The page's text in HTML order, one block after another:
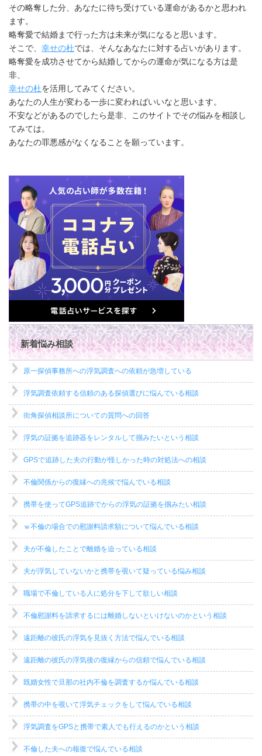
その略奪した分、あなたに待ち受けている運命があるかと思われ
ます。
略奪愛で結婚まで行った方は未来が気になると思います。
そこで、 幸せの杜では、そんなあなたに対する占いがあります。
略奪愛を成功させてから結婚してからの運命が気になる方は是
非、
幸せの杜を活用してみてください。
あなたの人生が変わる一歩に変わればいいなと思います。
不安などがあるのでしたら是非、このサイトでその悩みを相談し
てみては。
あなたの罪悪感がなくなることを願っています。
新着悩み相談
原一探偵事務所への浮気調査への依頼が急増している
浮気調査依頼する信頼のある探偵選びに悩んでいる相談
街角探偵相談所についての質問への回答
浮気の証拠を追跡器をレンタルして掴みたいという相談
GPSで追跡した夫の行動が怪しかった時の対処法への相談
不倫関係からの復縁への兆候で悩んでいる相談
携帯を使ってGPS追跡でからの浮気の証拠を掴みたい相談
ｗ不倫の場合での慰謝料請求額について悩んでいる相談
夫が不倫したことで離婚を迫っている相談
夫が浮気していないかと携帯を覗いて疑っている悩み相談
職場で不倫している人に処分を下して欲しい相談
不倫慰謝料を請求するには離婚しないといけないのかという相談
遠距離の彼氏の浮気を見抜く方法で悩んでいる相談
遠距離の彼氏の浮気後の復縁からの信頼で悩んでいる相談
既婚女性で旦那の社内不倫を調査するか悩んでいる相談
携帯の中を覗いて浮気チェックをして悩んでいる相談
浮気調査をGPSと携帯で素人でも行えるのかという相談
不倫した夫への報復で悩んでいる相談